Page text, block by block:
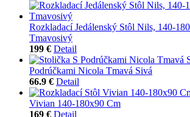
Rozkladací Jedálenský Stôl Nils, 140-
Tmavosivý
199 € Detail
Podrúčkami Nicola Tmavá Sivá
66.9 € Detail
Vivian 140-180x90 Cm
169 € Detail